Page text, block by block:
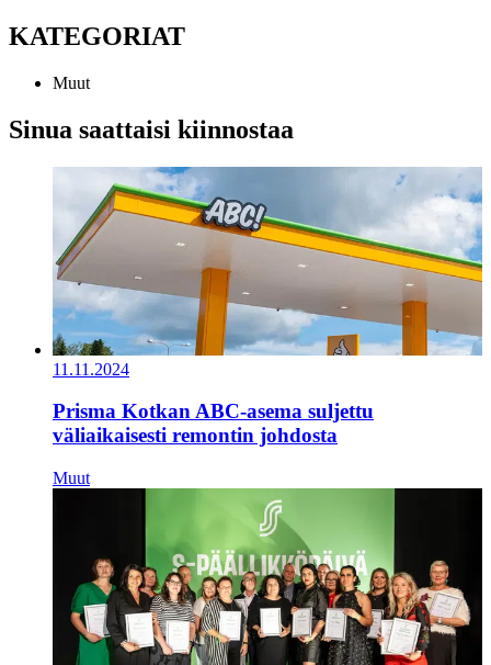
KATEGORIAT
Muut
Sinua saattaisi kiinnostaa
11.11.2024
Prisma Kotkan ABC-asema suljettu
väliaikaisesti remontin johdosta
Muut